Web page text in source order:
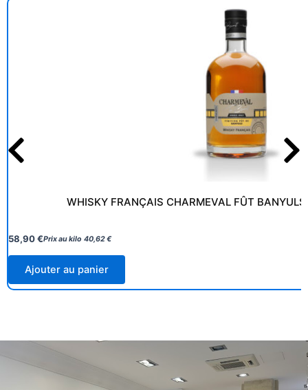
WHISKY FRANÇAIS CHARMEVAL FÛT
58,90€Prix au kilo 40,62€
Ajouter au panier